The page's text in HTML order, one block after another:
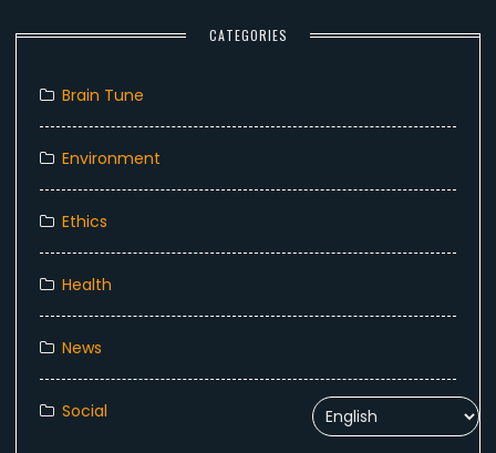
CATEGORIES
Brain Tune
Environment
Ethics
Health
News
Social